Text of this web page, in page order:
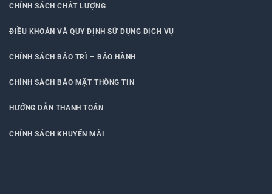
CHÍNH SÁCH CHẤT LƯỢNG
ĐIỀU KHOẢN VÀ QUY ĐỊNH SỬ DỤNG DỊCH VỤ
CHÍNH SÁCH BẢO TRÌ – BẢO HÀNH
CHÍNH SÁCH BẢO MẬT THÔNG TIN
HƯỚNG DẪN THANH TOÁN
CHÍNH SÁCH KHUYẾN MÃI